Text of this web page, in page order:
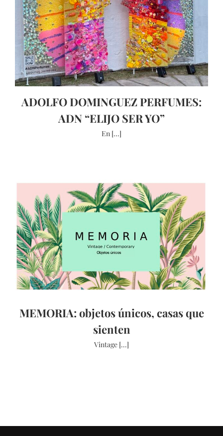
ADOLFO DOMINGUEZ PERFUMES:
ADN “ELIJO SER YO”
En [...]
MEMORIA: objetos únicos, casas que
sienten
Vintage [...]